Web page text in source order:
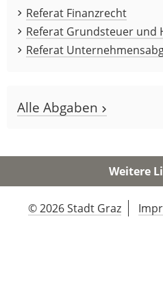
Referat Finanzrecht
Referat Grundsteuer und
Referat
Alle Abgaben
Weitere
© 2026 Stadt Graz